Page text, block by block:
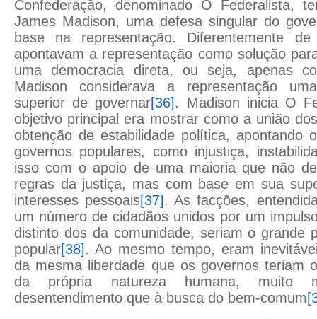
Confederação, denominado O Federalista,
James Madison, uma defesa singular do
base na representação. Diferentemente
apontavam a representação como solução
uma democracia direta, ou seja, apenas
Madison considerava a representação
superior de governar[36]. Madison inicia O
objetivo principal era mostrar como a união
obtenção de estabilidade política, apontando
governos populares, como injustiça,
isso com o apoio de uma maioria que não
regras da justiça, mas com base em sua
interesses pessoais[37]. As facções,
um número de cidadãos unidos por um
distinto dos da comunidade, seriam o grande
popular[38]. Ao mesmo tempo, eram
da mesma liberdade que os governos teriam
da própria natureza humana, muito
desentendimento que à busca do bem-comum